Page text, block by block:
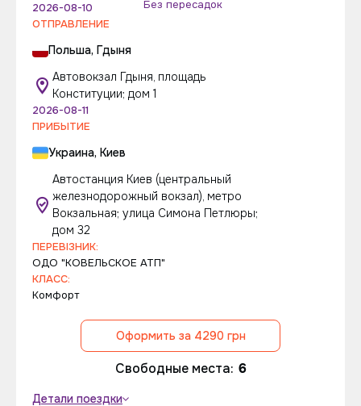
Без пересадок
2026-08-10
ОТПРАВЛЕНИЕ
Польша, Гдыня
Автовокзал Гдыня, площадь
Конституции; дом 1
2026-08-11
ПРИБЫТИЕ
Украина, Киев
Автостанция Киев (центральный
железнодорожный вокзал), метро
Вокзальная; улица Симона Петлюры;
дом 32
ПЕРЕВІЗНИК:
ОДО "КОВЕЛЬСКОЕ АТП"
КЛАСС:
Комфорт
Оформить за 4290 грн
Свободные места: 6
Детали поездки